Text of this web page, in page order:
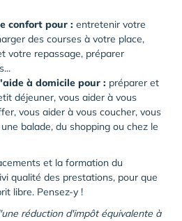
confort pour : entretenir votre
des courses à votre place,
votre repassage, préparer
à domicile pour : préparer et
déjeuner, vous aider à vous
vous aider à vous coucher, vous
balade, du shopping ou chez le
et la formation du
qualité des prestations, pour que
libre. Pensez-y !
réduction d'impôt équivalente à